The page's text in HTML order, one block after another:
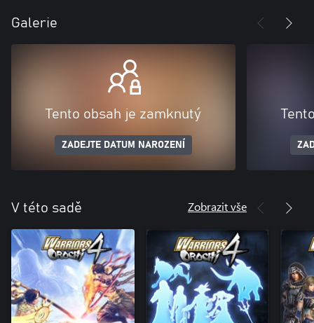
Galerie
Tento obsah je zamknutý
ZADEJTE DATUM NAROZENÍ
V této sadě Zobrazit vše